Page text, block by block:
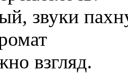
звуки
взгляд.